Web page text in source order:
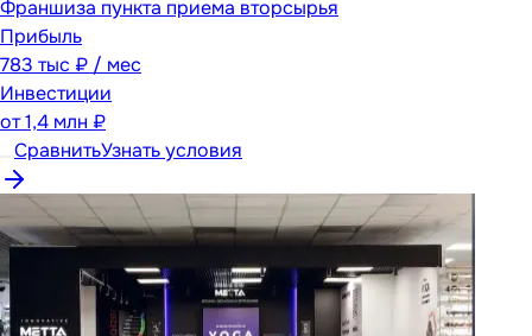
Франшиза пункта приема вторсырья
Прибыль
783 тыс ₽ / мес
Инвестиции
от1,4 млн ₽
СравнитьУзнать условия